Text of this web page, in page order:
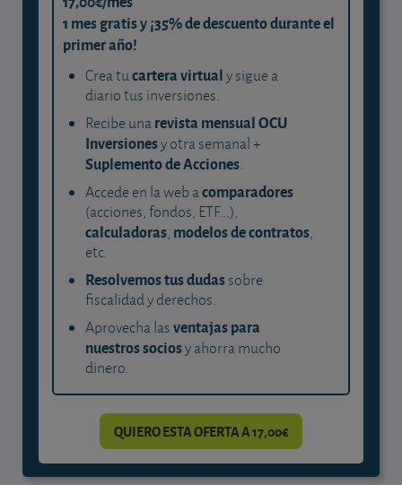
1 mes gratis y ¡35% de descuento durante el
primer año!
Crea tucartera virtualy sigue a
diario tus inversiones.
Recibe unarevista mensual OCU
Inversionesy otra semanal +
Suplemento de Acciones.
Accede en la web acomparadores
(acciones, fondos, ETF...),
calculadoras, modelos de contratos,
etc.
Resolvemos tus dudassobre
fiscalidad y derechos.
Aprovecha lasventajas para
nuestros sociosy ahorra mucho
dinero.
QUIERO ESTA OFERTA A 17,00€